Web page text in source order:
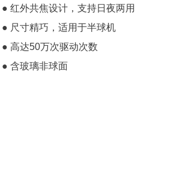
● 红外共焦设计，支持日夜两用
● 尺寸精巧，适用于半球机
● 高达50万次驱动次数
● 含玻璃非球面